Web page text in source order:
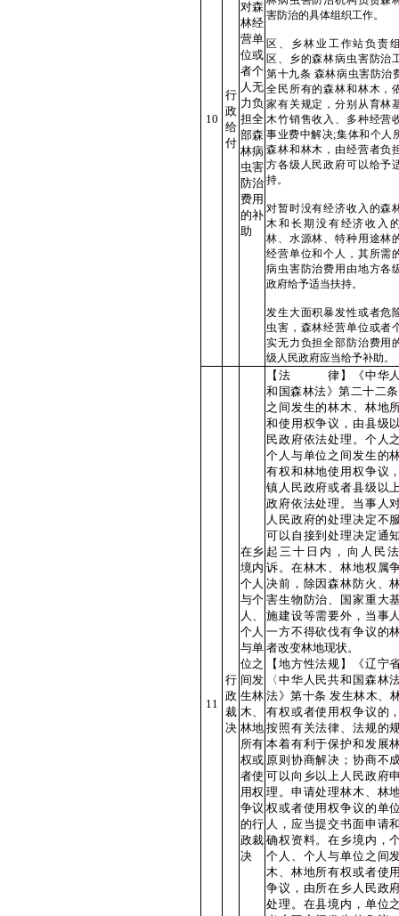
10
行
政
给
付
对森
林经
营单
位或
者个
人无
力负
担全
部森
林病
虫害
防治
费用
的补
助
害防治的具体组织工作。
区、乡林业工作站负责
区、乡的森林病虫害防治
第十九条 森林病虫害防治
全民所有的森林和林木，
家有关规定，分别从育林
木竹销售收入、多种经营
事业费中解决;集体和个人
森林和林木，由经营者负
方各级人民政府可以给予
持。
对暂时没有经济收入的森
木和长期没有经济收入
林、水源林、特种用途林
经营单位和个人，其所需
病虫害防治费用由地方各
政府给予适当扶持。
发生大面积暴发性或者危
虫害，森林经营单位或者
实无力负担全部防治费用
级人民政府应当给予补助。
11
行
政
裁
决
在乡
境内
个人
与个
人、
个人
与单
位之
间发
生林
木、
林地
所有
权或
者使
用权
争议
的行
政裁
决
【法 律】《中华人
和国森林法》第二十二
之间发生的林木、林地
和使用权争议，由县级
民政府依法处理。个人
个人与单位之间发生的
有权和林地使用权争议
镇人民政府或者县级以
政府依法处理。当事人
人民政府的处理决定不
可以自接到处理决定通
起三十日内，向人民
诉。在林木、林地权属
决前，除因森林防火、
害生物防治、国家重大
施建设等需要外，当事
一方不得砍伐有争议的
者改变林地现状。
【地方性法规】《辽宁
〈中华人民共和国森林
法》第十条 发生林木、
有权或者使用权争议的
按照有关法律、法规的
本着有利于保护和发展
原则协商解决；协商不
可以向乡以上人民政府
理。申请处理林木、林
权或者使用权争议的单
人，应当提交书面申请
确权资料。在乡境内，
个人、个人与单位之间
木、林地所有权或者使
争议，由所在乡人民政
处理。在县境内，单位